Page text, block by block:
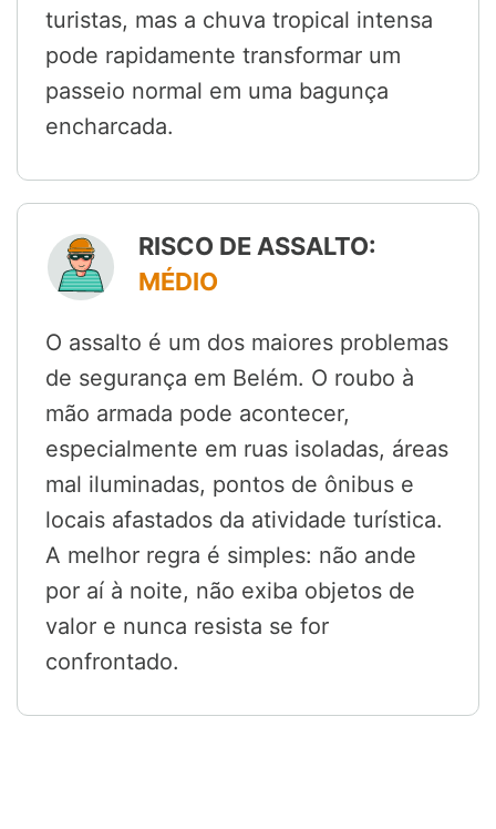
turistas, mas a chuva tropical intensa
pode rapidamente transformar um
passeio normal em uma bagunça
encharcada.
RISCO DE ASSALTO:
MÉDIO
O assalto é um dos maiores problemas
de segurança em Belém. O roubo à
mão armada pode acontecer,
especialmente em ruas isoladas, áreas
mal iluminadas, pontos de ônibus e
locais afastados da atividade turística.
A melhor regra é simples: não ande
por aí à noite, não exiba objetos de
valor e nunca resista se for
confrontado.